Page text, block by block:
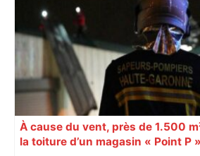
interdictions
À cause du vent, près de 1.500
la toiture d’un magasin « Point P »